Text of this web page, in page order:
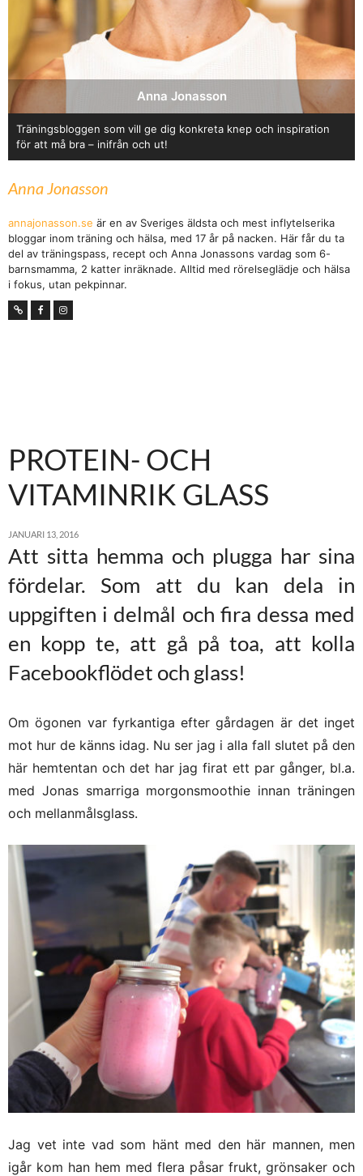
Anna Jonasson
Träningsbloggen som vill ge dig konkreta knep och inspiration
för att må bra – inifrån och ut!
Anna Jonasson
annajonasson.se är en av Sveriges äldsta och mest inflytelserika
bloggar inom träning och hälsa, med 17 år på nacken. Här får du ta
del av träningspass, recept och Anna Jonassons vardag som 6-
barnsmamma, 2 katter inräknade. Alltid med rörelseglädje och hälsa
i fokus, utan pekpinnar.
PROTEIN- OCH
VITAMINRIK GLASS
JANUARI 13, 2016
Att sitta hemma och plugga har sina
fördelar. Som att du kan dela in
uppgiften i delmål och fira dessa med
en kopp te, att gå på toa, att kolla
Facebookflödet och glass!
Om ögonen var fyrkantiga efter gårdagen är det inget
mot hur de känns idag. Nu ser jag i alla fall slutet på den
här hemtentan och det har jag firat ett par gånger, bl.a.
med Jonas smarriga morgonsmoothie innan träningen
och mellanmålsglass.
Jag vet inte vad som hänt med den här mannen, men
igår kom han hem med flera påsar frukt, grönsaker och